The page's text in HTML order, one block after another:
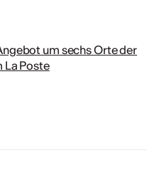
um sechs Orte der
La Poste